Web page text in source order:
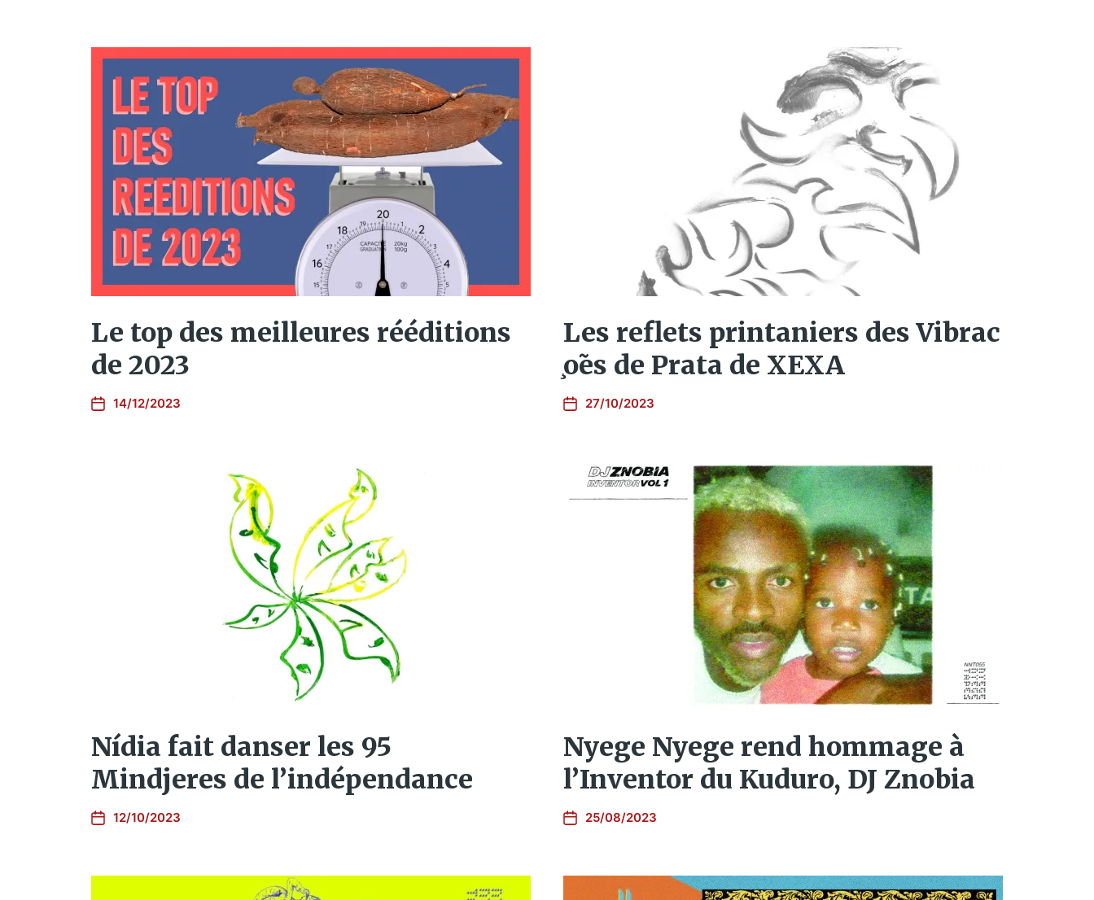
Le top des meilleures rééditions
de 2023
14/12/2023
Les reflets printaniers des ​Vibrac​
̧o​̃​es de Prata de XEXA
27/10/2023
Nídia fait danser les 95
Mindjeres de l’indépendance
12/10/2023
Nyege Nyege rend hommage à
l’Inventor du Kuduro, DJ Znobia
25/08/2023